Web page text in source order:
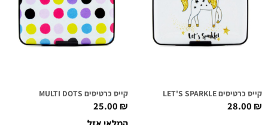
קייס כרטיסים LET'S SPARKLE
28.00₪
קייס כרטיסים MULTI DOTS
25.00₪